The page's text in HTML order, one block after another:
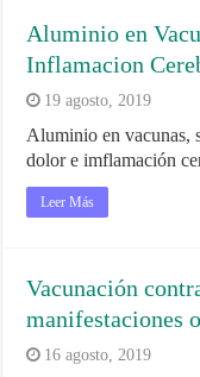
Aluminio en
Inflamacion
19 agosto, 2019
Aluminio en vacunas,
dolor e imflamación
Leer Más
Vacunación
manifestaciones
16 agosto, 2019